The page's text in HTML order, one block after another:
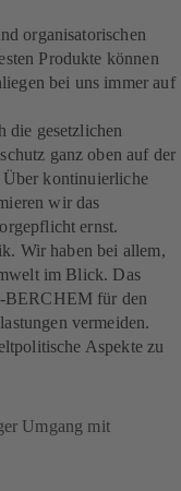
organisatorischen
Produkte können
bei uns immer auf
die gesetzlichen
ganz oben auf der
Über kontinuierliche
wir das
ernst.
Wir haben bei allem,
im Blick. Das
BERCHEM für den
vermeiden.
Aspekte zu
Umgang mit